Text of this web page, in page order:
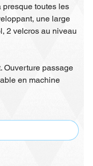
presque toutes les
une large
2 velcros au niveau
Ouverture passage
en machine